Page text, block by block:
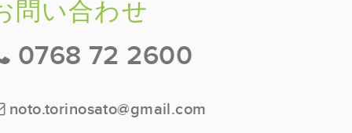
問い合わせ
0768 72 2600
noto.torinosato@gmail.com